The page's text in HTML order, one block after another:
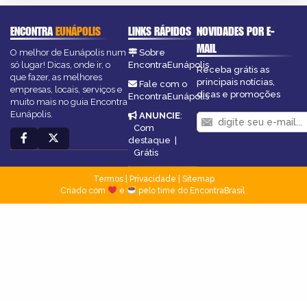
ENCONTRAEUNÁPOLIS
O melhor de Eunápolis num
só lugar! Dicas, onde ir, o
que fazer, as melhores
empresas, locais, serviços e
muito mais no guia Encontra
Eunápolis.
LINKS RÁPIDOS
Sobre
EncontraEunápolis
Fale com o
EncontraEunápolis
ANUNCIE:
Com
destaque |
Grátis
NOVIDADES POR E-
MAIL
Receba grátis as
principais notícias,
dicas e promoções
Termos| Privacidade
Sitemap
Criado com
e pelo time do EncontraBrasil